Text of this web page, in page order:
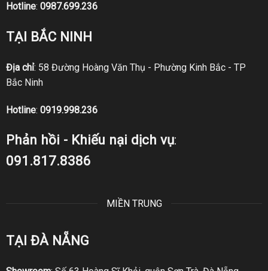
Hotline: 0987.699.236
TẠI BẮC NINH
Địa chỉ: 58 Đường Hoàng Văn Thụ - Phường Kinh Bắc - TP
Bắc Ninh
Hotline: 0919.998.236
Phản hồi - Khiếu nại dịch vụ:
091.817.8386
MIỀN TRUNG
TẠI ĐÀ NẴNG